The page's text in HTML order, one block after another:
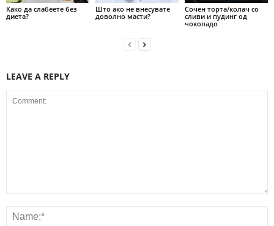
Како да слабеете без
диета?
Што ако не внесувате
доволно масти?
Сочен торта/колач со
сливи и пудинг од
чоколадо
LEAVE A REPLY